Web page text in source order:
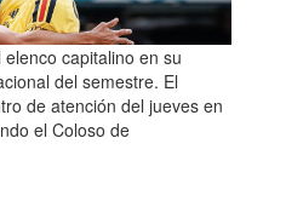
capitalino en su
del semestre. El
de atención del jueves en
el Coloso de